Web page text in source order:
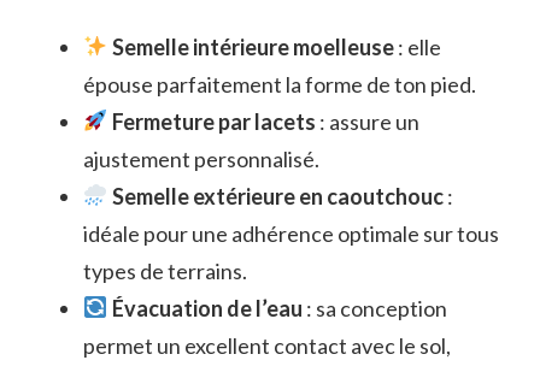
Semelle intérieure moelleuse: elle
épouse parfaitement la forme de ton pied.
Fermeture par lacets : assure un
ajustement personnalisé.
Semelle extérieure en caoutchouc:
idéale pour une adhérence optimale sur tous
types de terrains.
Évacuation de l’eau : sa conception
permet un excellent contact avec le sol,